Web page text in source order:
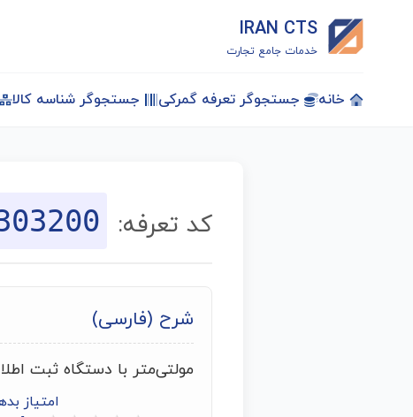
IRAN CTS
خدمات جامع تجارت
خانه جستجوگر تعرفه گمرکی جستجوگر شناسه کالا
کد تعرفه:
شرح (فارسی)
مولتی‌متر با دستگاه ثبت
امتیاز